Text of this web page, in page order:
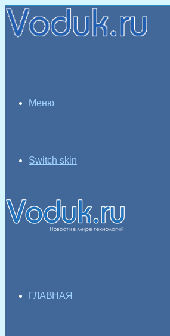
Меню
Switch skin
ГЛАВНАЯ